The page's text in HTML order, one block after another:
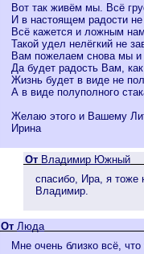
Вот так живём мы. Всё
И в настоящем радости не
Всё кажется и ложным
Такой удел нелёгкий не
Вам пожелаем снова мы и
Да будет радость Вам,
Жизнь будет в виде не
А в виде полуполного
Желаю этого и Вашему
Ирина
От Владимир Южный
спасибо, Ира, я тоже
Владимир.
От Люда
Мне очень близко всё,